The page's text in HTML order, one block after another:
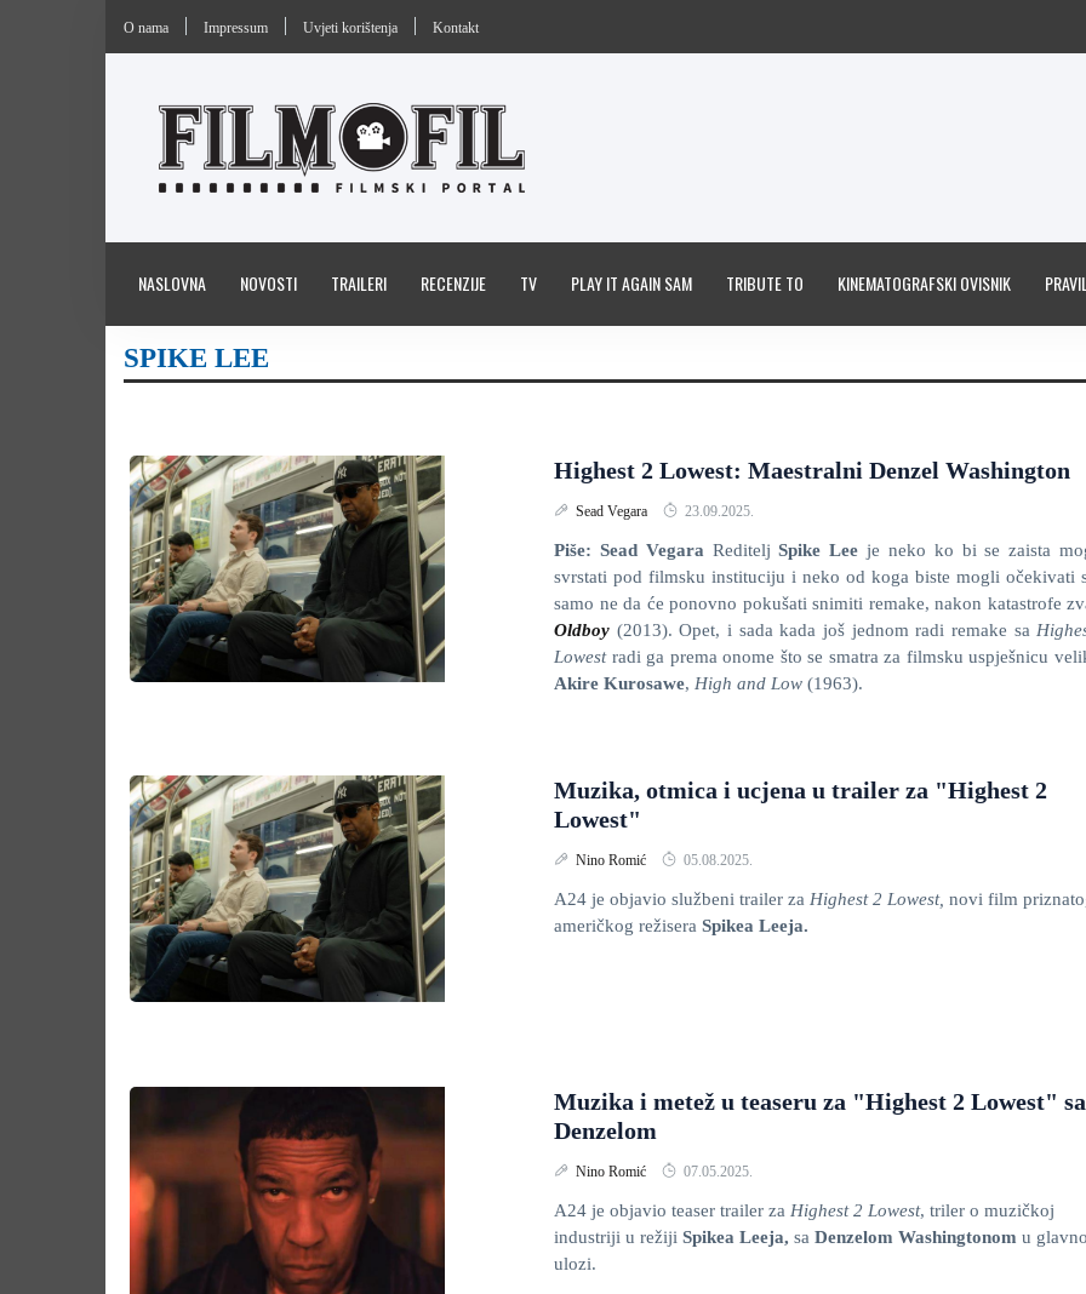
O nama Impressum Uvjeti korištenja Kontakt
NASLOVNA NOVOSTI TRAILERI RECENZIJE TV PLAY IT AGAIN SAM TRIBUTE TO KINEMATOGRAFSKI OVISNIK
SPIKE LEE
Highest 2 Lowest: Maestralni Denzel Washington
Sead Vegara 23.09.2025.
Piše: Sead Vegara RediteljSpike Lee je neko ko bi se zaista
svrstati pod filmsku instituciju i neko od koga biste mogli očekivati
samo ne da će ponovno pokušati snimiti remake, nakon katastrofe
Oldboy (2013). Opet, i sada kada još jednom radi remake sa
Lowestradi ga prema onome što se smatra za filmsku uspješnicu
Akire Kurosawe, High and Low (1963).
Muzika, otmica i ucjena u trailer za "Highest 2
Lowest"
Nino Romić 05.08.2025.
A24 je objavio službeni trailer za Highest 2 Lowest, novi film
američkog režisera Spikea Leeja.
Muzika i metež u teaseru za "Highest 2 Lowest" sa
Denzelom
Nino Romić 07.05.2025.
A24 je objavio teaser trailer za Highest 2 Lowest, triler o muzičkoj
industriji u režiji Spikea Leeja, sa Denzelom Washingtonom u
ulozi.